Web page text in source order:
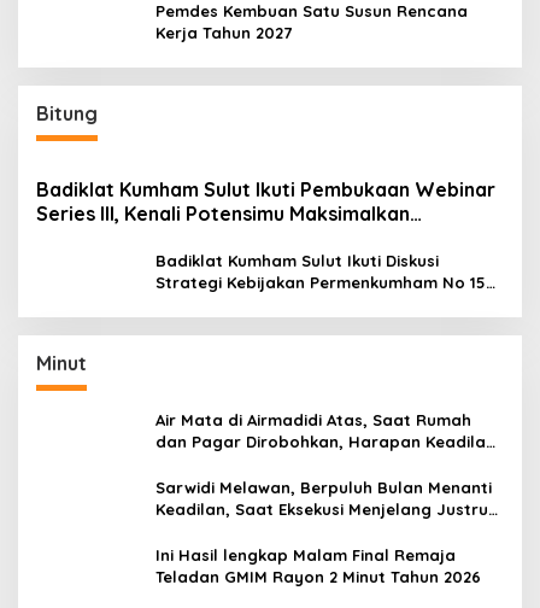
Pemdes Kembuan Satu Susun Rencana
Kerja Tahun 2027
Bitung
Badiklat Kumham Sulut Ikuti Pembukaan Webinar
Series III, Kenali Potensimu Maksimalkan
Badiklat Kumham Sulut Ikuti Diskusi
Strategi Kebijakan Permenkumham No 15
Minut
Air Mata di Airmadidi Atas, Saat Rumah
dan Pagar Dirobohkan, Harapan Keadilan
Sarwidi Melawan, Berpuluh Bulan Menanti
Keadilan, Saat Eksekusi Menjelang Justru
Ini Hasil lengkap Malam Final Remaja
Teladan GMIM Rayon 2 Minut Tahun 2026